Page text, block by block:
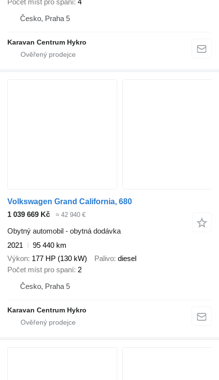
Česko, Praha 5
Karavan Centrum Hykro
Volkswagen Grand California, 680
1 039 669 Kč
≈ 42 940 €
Obytný automobil - obytná dodávka
2021
95 440 km
Výkon 177 HP (130 kW) Palivo diesel
Počet míst pro spaní 2
Česko, Praha 5
Karavan Centrum Hykro